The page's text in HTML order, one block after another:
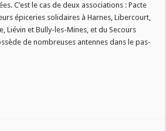
C’est le cas de deux associations : Pacte
épiceries solidaires à Harnes, Libercourt,
Liévin et Bully-les-Mines, et du Secours
de nombreuses antennes dans le pas-